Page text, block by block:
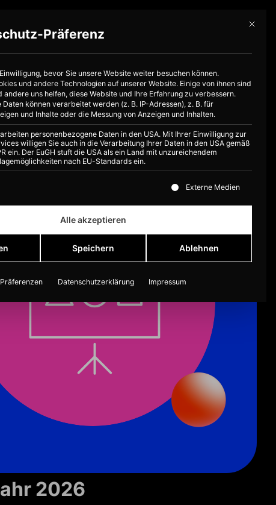
2026
Mit
Präferenz
bevor Sie unsere Website weiter besuchen können.
und andere Technologien auf unserer Website. Einige von ihnen sind
andere uns helfen, diese Website und Ihre Erfahrung zu verbessern.
Daten können verarbeitet werden (z. B. IP-Adressen), z. B. für
und Inhalte oder die Messung von Anzeigen und Inhalten.
personenbezogene Daten in den USA. Mit Ihrer Einwilligung zur
willigen Sie auch in die Verarbeitung Ihrer Daten in den USA gemäß
ein. Der EuGH stuft die USA als ein Land mit unzureichendem
nach EU-Standards ein.
der Service-Gruppen, für die eine Einwilligung erteilt
Externe Medien
Alle akzeptieren
Speichern Ablehnen
Präferenzen Datenschutzerklärung Impressum